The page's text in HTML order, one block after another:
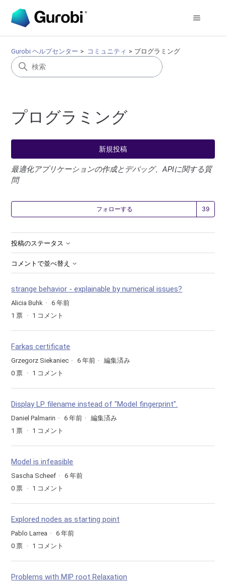
Gurobi ヘルプセンター コミュニティ プログラミング
プログラミング
新規投稿
最適化アプリケーションの作成とデバッグ、APIに関する質
問
フォローする
投稿のステータス
コメントで並べ替え
strange behavior - explainable by numerical issues?
Alicia Buhk
6 年前
1 票 1 コメント
Farkas certificate
Grzegorz Siekaniec 6 年前
編集済み
0 票 1 コメント
Display LP filename instead of "Model fingerprint".
Daniel Palmarin 6 年前
編集済み
1 票 1 コメント
Model is infeasible
Sascha Scheef
6 年前
0 票 1 コメント
Explored nodes as starting point
Pablo Larrea
6 年前
0 票 1 コメント
Problems with MIP root Relaxation